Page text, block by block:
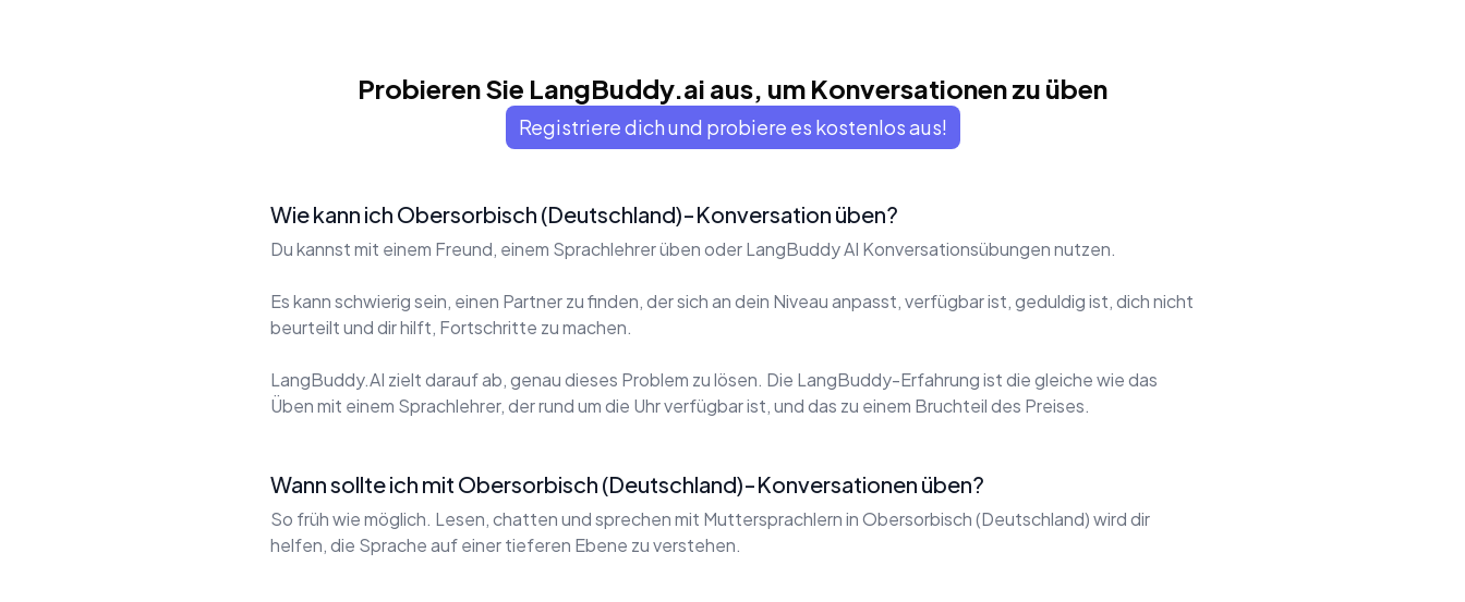
Probieren Sie LangBuddy.ai aus, um Konversationen zu üben
Registriere dich und probiere es kostenlos aus!
Wie kann ich Obersorbisch (Deutschland)-Konversation üben?
Du kannst mit einem Freund, einem Sprachlehrer üben oder LangBuddy AI Konversationsübungen nutzen.
Es kann schwierig sein, einen Partner zu finden, der sich an dein Niveau anpasst, verfügbar ist, geduldig ist, dich nicht
beurteilt und dir hilft, Fortschritte zu machen.
LangBuddy.AI zielt darauf ab, genau dieses Problem zu lösen. Die LangBuddy-Erfahrung ist die gleiche wie das
Üben mit einem Sprachlehrer, der rund um die Uhr verfügbar ist, und das zu einem Bruchteil des Preises.
Wann sollte ich mit Obersorbisch (Deutschland)-Konversationen üben?
So früh wie möglich. Lesen, chatten und sprechen mit Muttersprachlern in Obersorbisch (Deutschland) wird dir
helfen, die Sprache auf einer tieferen Ebene zu verstehen.